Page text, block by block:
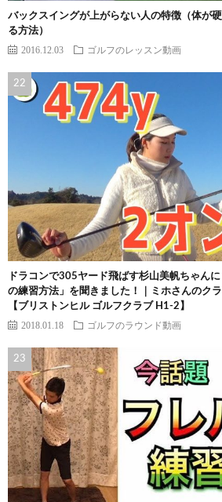
バックスイングが上がらない人の特徴（体が
る方法）
2016.12.03 ゴルフのレッスン動画
ドラコンで305ヤード飛ばす杉山美帆ちゃん
の練習方法」を聞きました！｜ミホさんのク
【ブリストンヒル ゴルフクラブ H1-2】
2018.01.18 ゴルフのラウンド動画